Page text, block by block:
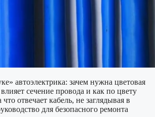
автоэлектрика: зачем нужна цветовая
сечение провода и как по цвету
отвечает кабель, не заглядывая в
для безопасного ремонта